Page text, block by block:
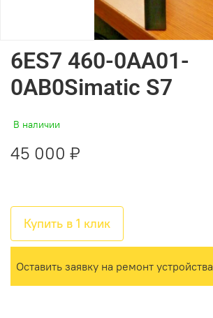
6ES7 460-0AA01-
0AB0Simatic S7
В наличии
45 000 ₽
Купить в 1 клик
Оставить заявку на ремонт устройства